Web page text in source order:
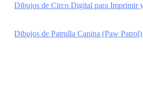
Dibujos de Circo Digital para Imprimir
Dibujos de Patrulla Canina (Paw